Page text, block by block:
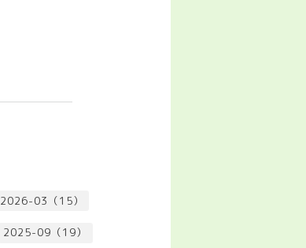
2026-03（15）
2025-09（19）